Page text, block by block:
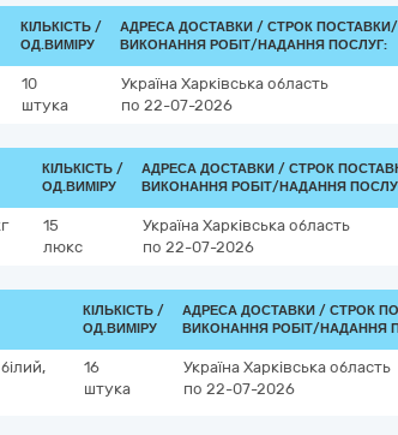
КІЛЬКІСТЬ /
ОД.ВИМІРУ
АДРЕСА ДОСТАВКИ / СТРОК ПОСТАВКИ/
ВИКОНАННЯ РОБІТ/НАДАННЯ ПОСЛУГ:
10
штука
Україна Харківська область
по 22-07-2026
КІЛЬКІСТЬ /
ОД.ВИМІРУ
АДРЕСА ДОСТАВКИ / СТРОК
ВИКОНАННЯ РОБІТ/НАДАННЯ
15
люкс
Україна Харківська область
по 22-07-2026
КІЛЬКІСТЬ /
ОД.ВИМІРУ
АДРЕСА ДОСТАВКИ / СТРОК
ВИКОНАННЯ РОБІТ/НАДАННЯ
16
штука
Україна Харківська область
по 22-07-2026